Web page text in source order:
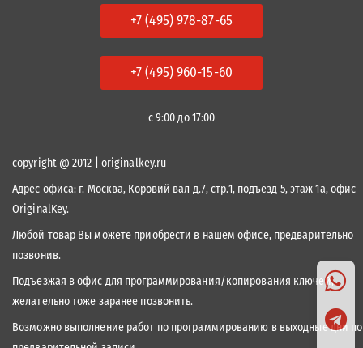
+7 (495) 978-87-65
+7 (495) 960-15-60
с 9:00 до 17:00
copyright @ 2012 | originalkey.ru
Адрес офиса: г. Москва, Коровий вал д.7, стр.1, подъезд 5, этаж 1а, офис
OriginalKey.
Любой товар Вы можете приобрести в нашем офисе, предварительно
позвонив.
Подъезжая в офис для программирования/копирования ключей,
желательно тоже заранее позвонить.
Возможно выполнение работ по программированию в выходные дни по